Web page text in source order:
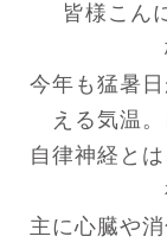
皆様こん
今年も猛暑
える気温
自律神経と
主に心臓や